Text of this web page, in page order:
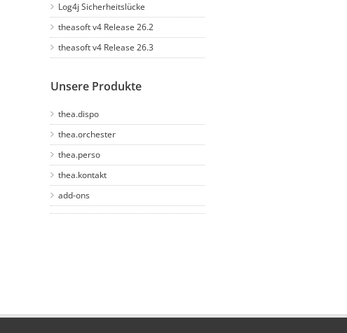
Log4j Sicherheitslücke
theasoft v4 Release 26.2
theasoft v4 Release 26.3
Unsere Produkte
thea.dispo
thea.orchester
thea.perso
thea.kontakt
add-ons